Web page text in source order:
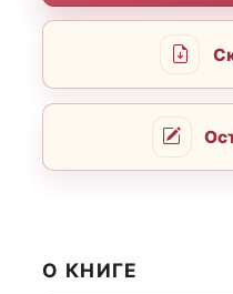
О КНИГЕ